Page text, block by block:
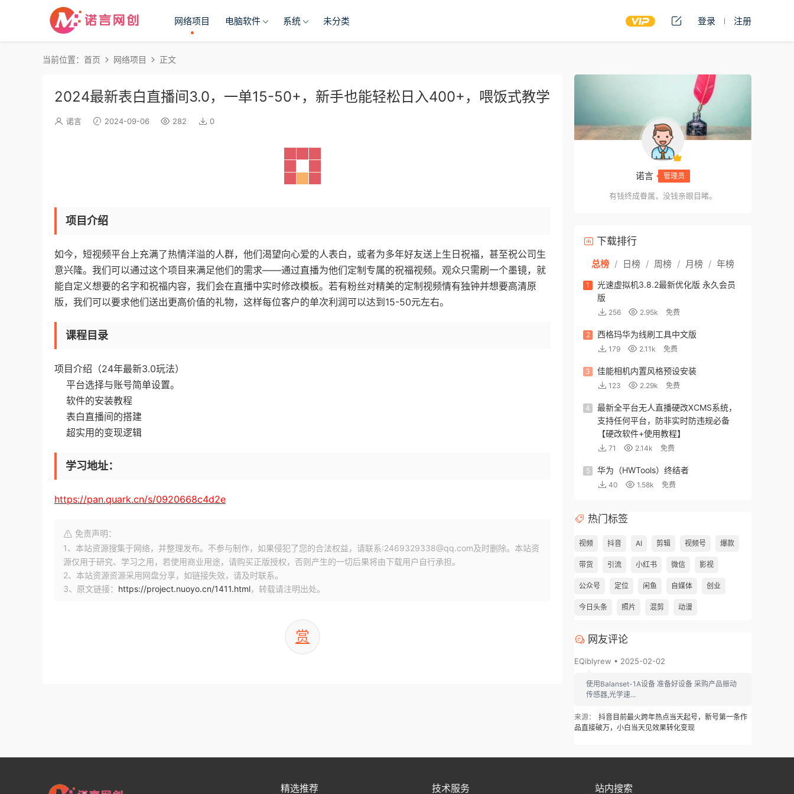
网络项目 电脑软件 系统 未分类 登录 注册
当前位置： 首页 网络项目 正文
2024最新表白直播间3.0，一单15-50+，新手也能轻松日入400+，喂饭式教学
诺言 2024-09-06 282 0
项目介绍
如今，短视频平台上充满了热情洋溢的人群，他们渴望向心爱的人表白，或者为多年好友送上生日祝福，甚至祝公司生
意兴隆。我们可以通过这个项目来满足他们的需求——通过直播为他们定制专属的祝福视频。观众只需刷一个墨镜，就
能自定义想要的名字和祝福内容，我们会在直播中实时修改模板。若有粉丝对精美的定制视频情有独钟并想要高清原
版，我们可以要求他们送出更高价值的礼物，这样每位客户的单次利润可以达到15-50元左右。
课程目录
项目介绍（24年最新3.0玩法）
平台选择与账号简单设置。
软件的安装教程
表白直播间的搭建
超实用的变现逻辑
学习地址：
https://pan.quark.cn/s/0920668c4d2e
免责声明：
1、本站资源搜集于网络，并整理发布。不参与制作，如果侵犯了您的合法权益，请联系:2469329338@qq.com及时删除。本站资
源仅用于研究、学习之用，若使用商业用途，请购买正版授权，否则产生的一切后果将由下载用户自行承担。
2、本站资源资源采用网盘分享，如链接失效，请及时联系。
3、原文链接： https://project.nuoyo.cn/1411.html，转载请注明出处。
赏
诺言 管理员
有钱终成眷属，没钱亲眼目睹。
下载排行
总榜 / 日榜 / 周榜 / 月榜 / 年榜
1
光速虚拟机3.8.2最新优化版 永久会员
版
256 2.95k 免费
2 西格玛华为线刷工具中文版
179 2.11k 免费
3 佳能相机内置风格预设安装
123 2.29k 免费
4
最新全平台无人直播硬改XCMS系统，
支持任何平台，防非实时防违规必备
【硬改软件+使用教程】
71 2.14k 免费
5 华为（HWTools）终结者
40 1.58k 免费
热门标签
视频 抖音 AI 剪辑 视频号 爆款
带货 引流 小红书 微信 影视
公众号 定位 闲鱼 自媒体 创业
今日头条 照片 混剪 动漫
网友评论
EQiblyrew • 2025-02-02
使用Balanset-1A设备 准备好设备 采购产品振动
传感器,光学速...
来源：
抖音目前最火跨年热点当天起号，新号第一条作
品直接破万，小白当天见效果转化变现
精选推荐 技术服务 站内搜索